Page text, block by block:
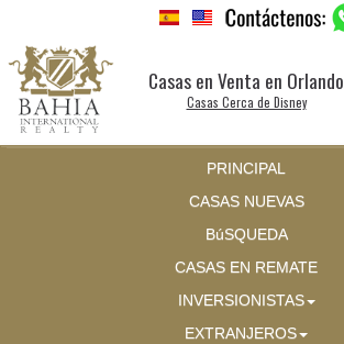
Casas en Venta en Orlando
Casas Cerca de Disney
PRINCIPAL
CASAS NUEVAS
BúSQUEDA
CASAS EN REMATE
INVERSIONISTAS
EXTRANJEROS